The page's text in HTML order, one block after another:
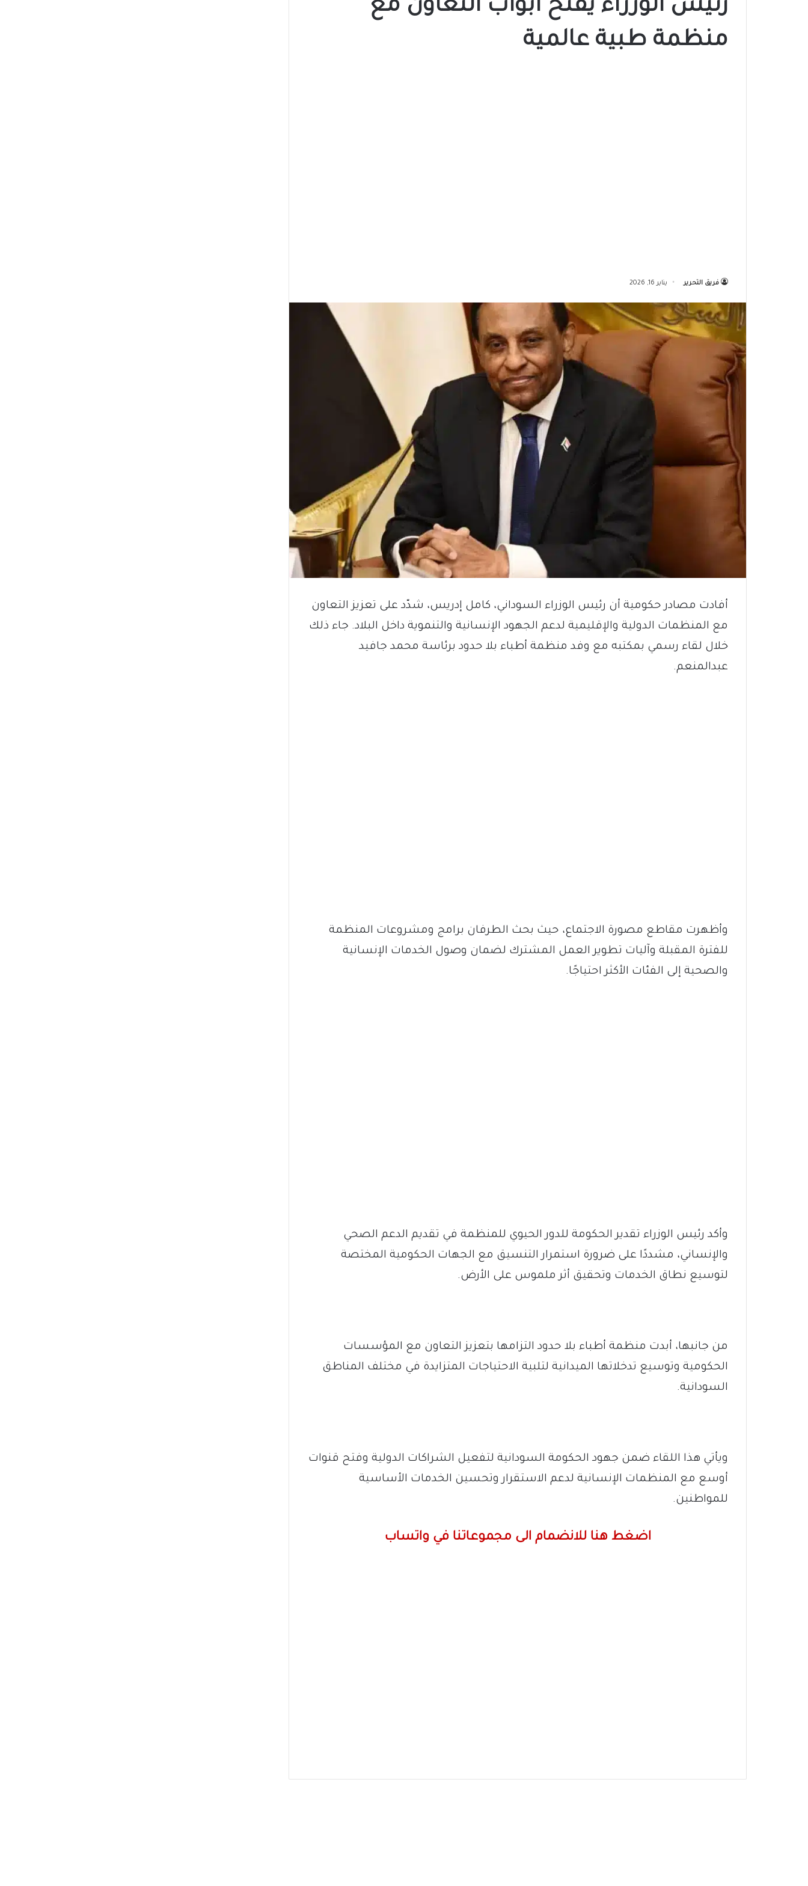
رئيس الوزراء يفتح أبواب التعاون مع
منظمة طبية عالمية
فريق التحرير يناير 16, 2026
أفادت مصادر حكومية أن رئيس الوزراء السوداني، كامل إدريس، شدّد على تعزيز التعاون
مع المنظمات الدولية والإقليمية لدعم الجهود الإنسانية والتنموية داخل البلاد. جاء ذلك
خلال لقاء رسمي بمكتبه مع وفد منظمة أطباء بلا حدود برئاسة محمد جافيد
عبدالمنعم.
وأظهرت مقاطع مصورة الاجتماع، حيث بحث الطرفان برامج ومشروعات المنظمة
للفترة المقبلة وآليات تطوير العمل المشترك لضمان وصول الخدمات الإنسانية
والصحية إلى الفئات الأكثر احتياجًا.
وأكد رئيس الوزراء تقدير الحكومة للدور الحيوي للمنظمة في تقديم الدعم الصحي
والإنساني، مشددًا على ضرورة استمرار التنسيق مع الجهات الحكومية المختصة
لتوسيع نطاق الخدمات وتحقيق أثر ملموس على الأرض.
من جانبها، أبدت منظمة أطباء بلا حدود التزامها بتعزيز التعاون مع المؤسسات
الحكومية وتوسيع تدخلاتها الميدانية لتلبية الاحتياجات المتزايدة في مختلف المناطق
السودانية.
ويأتي هذا اللقاء ضمن جهود الحكومة السودانية لتفعيل الشراكات الدولية وفتح قنوات
أوسع مع المنظمات الإنسانية لدعم الاستقرار وتحسين الخدمات الأساسية
للمواطنين.
اضغط هنا للانضمام الى مجموعاتنا في واتساب